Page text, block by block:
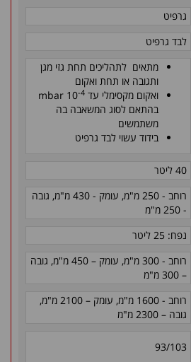
גרפיט
לבד גרפיט
מתאים לתהליכים תחת גזי מגן
ותגובה או תחת ואקום
ואקום מקסימלי עד 10 -4
mbar
בהתאם לסוג המשאבה בה
משתמשים
בידוד עשוי לבד גרפיט
40 ליטר
רוחב - 250 מ"מ, עומק - 430 מ"מ, גובה
- 250 מ"מ
נפח: 25 ליטר
רוחב - 300 מ"מ, עומק – 450 מ"מ, גובה
– 300 מ"מ
רוחב - 1600 מ"מ, עומק – 2100 מ"מ,
גובה – 2300 מ"מ
93/103